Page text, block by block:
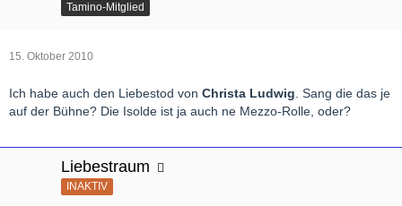
Tamino-Mitglied
15. Oktober 2010
Ich habe auch den Liebestod von Christa Ludwig . Sang die das je
auf der Bühne? Die Isolde ist ja auch ne Mezzo-Rolle, oder?
Liebestraum
INAKTIV